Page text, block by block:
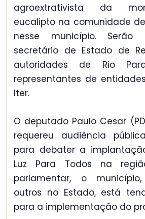
agroextrativista da
eucalipto na comunidade
nesse município. Serão
secretário de Estado de
autoridades de Rio
representantes de
Iter.
O deputado Paulo Cesar
requereu audiência
para debater a
Luz Para Todos na
parlamentar, o
outros no Estado, está
para a implementação do